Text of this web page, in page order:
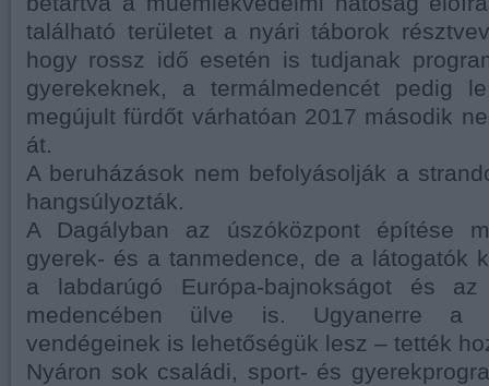
található területet a nyári táborok
hogy rossz idő esetén is tudjanak
gyerekeknek, a termálmedencét pedig
megújult fürdőt várhatóan 2017 második
át.
A beruházások nem befolyásolják a
hangsúlyozták.
A Dagályban az úszóközpont építése
gyerek- és a tanmedence, de a látogatók
a labdarúgó Európa-bajnokságot és
medencében ülve is. Ugyanerre a
vendégeinek is lehetőségük lesz – tették
Nyáron sok családi, sport- és